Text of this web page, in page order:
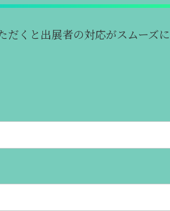
くと出展者の対応がスムーズに